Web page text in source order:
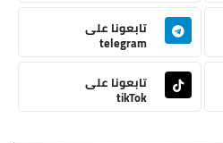
تابعونا على
telegram
تابعونا على
tikTok